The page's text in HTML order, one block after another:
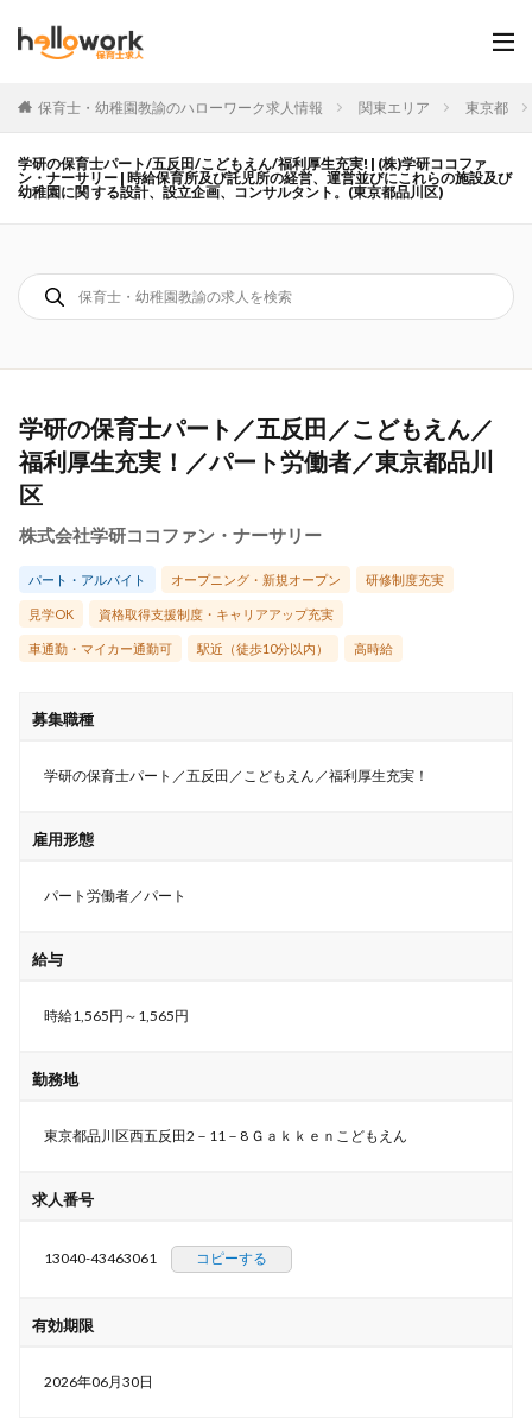
保育士・幼稚園教諭のハローワーク求人情報 関東エリア 東京都
学研の保育士パート/五反田/こどもえん/福利厚生充実! | (株)学研ココファ
ン・ナーサリー | 時給保育所及び託児所の経営、運営並びにこれらの施設及び
幼稚園に関 する設計、設立企画、コンサルタント。(東京都品川区)
学研の保育士パート／五反田／こどもえん／
福利厚生充実！／パート労働者／東京都品川
区
株式会社学研ココファン・ナーサリー
パート・アルバイト オープニング・新規オープン 研修制度充実
見学OK 資格取得支援制度・キャリアアップ充実
車通勤・マイカー通勤可 駅近（徒歩10分以内） 高時給
募集職種
学研の保育士パート／五反田／こどもえん／福利厚生充実！
雇用形態
パート労働者／パート
給与
時給1,565円～1,565円
勤務地
東京都品川区西五反田2－11－8 Ｇａｋｋｅｎこどもえん
求人番号
13040-43463061 コピーする
有効期限
2026年06月30日